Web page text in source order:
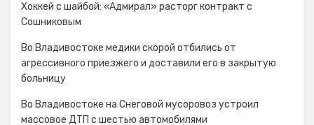
Хоккей с шайбой: «Адмирал» расторг контракт с
Сошниковым
Во Владивостоке медики скорой отбились от
агрессивного приезжего и доставили его в закрытую
больницу
Во Владивостоке на Снеговой мусоровоз устроил
массовое ДТП с шестью автомобилями